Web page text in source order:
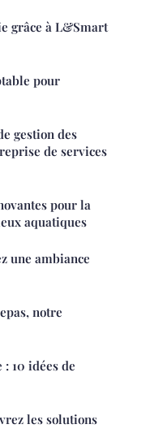
grâce à L&Smart
pour
gestion des
de services
pour la
aquatiques
une ambiance
notre
10 idées de
les solutions